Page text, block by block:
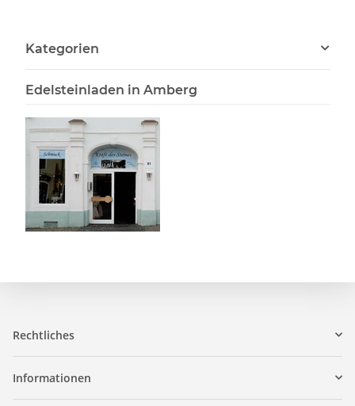
Kategorien
Edelsteinladen in Amberg
Rechtliches
Informationen